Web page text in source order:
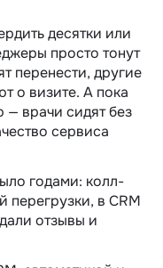
десятки или
просто тонут
перенести, другие
о визите. А пока
— врачи сидят без
сервиса
годами: колл-
перегрузки, в CRM
отзывы и